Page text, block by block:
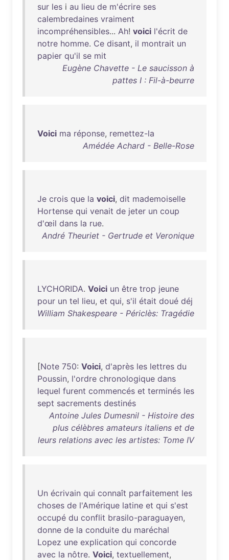
sur les i au lieu de m'écrire ses
calembredaines vraiment
incompréhensibles... Ah! voici l'écrit de
notre homme. Ce disant, il montrait un
papier qu'il se mit
Eugène Chavette - Le saucisson à
pattes I : Fil-à-beurre
Voici ma réponse, remettez-la
Amédée Achard - Belle-Rose
Je crois que la voici, dit mademoiselle
Hortense qui venait de jeter un coup
d'œil dans la rue.
André Theuriet - Gertrude et Veronique
LYCHORIDA. Voici un être trop jeune
pour un tel lieu, et qui, s'il était doué déj
William Shakespeare - Périclès: Tragédie
[Note 750: Voici, d'après les lettres du
Poussin, l'ordre chronologique dans
lequel furent commencés et terminés les
sept sacrements destinés
Antoine Jules Dumesnil - Histoire des
plus célèbres amateurs italiens et de
leurs relations avec les artistes: Tome IV
Un écrivain qui connaît parfaitement les
choses de l'Amérique latine et qui s'est
occupé du conflit brasilo-paraguayen,
donne de la conduite du maréchal
Lopez une explication qui concorde
avec la nôtre. Voici, textuellement,